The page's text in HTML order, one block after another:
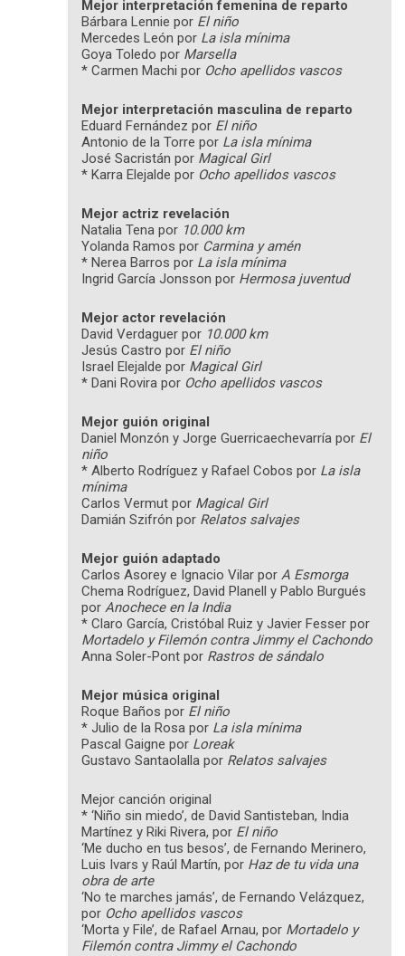
Mejor interpretación femenina de reparto
Bárbara Lennie por El niño
Mercedes León por La isla mínima
Goya Toledo por Marsella
* Carmen Machi por Ocho apellidos vascos
Mejor interpretación masculina de reparto
Eduard Fernández por El niño
Antonio de la Torre por La isla mínima
José Sacristán por Magical Girl
* Karra Elejalde por Ocho apellidos vascos
Mejor actriz revelación
Natalia Tena por 10.000 km
Yolanda Ramos por Carmina y amén
* Nerea Barros por La isla mínima
Ingrid García Jonsson por Hermosa juventud
Mejor actor revelación
David Verdaguer por 10.000 km
Jesús Castro por El niño
Israel Elejalde por Magical Girl
* Dani Rovira por Ocho apellidos vascos
Mejor guión original
Daniel Monzón y Jorge Guerricaechevarría por El
niño
* Alberto Rodríguez y Rafael Cobos por La isla
mínima
Carlos Vermut por Magical Girl
Damián Szifrón por Relatos salvajes
Mejor guión adaptado
Carlos Asorey e Ignacio Vilar por A Esmorga
Chema Rodríguez, David Planell y Pablo Burgués
por Anochece en la India
* Claro García, Cristóbal Ruiz y Javier Fesser por
Mortadelo y Filemón contra Jimmy el Cachondo
Anna Soler-Pont por Rastros de sándalo
Mejor música original
Roque Baños por El niño
* Julio de la Rosa por La isla mínima
Pascal Gaigne por Loreak
Gustavo Santaolalla por Relatos salvajes
Mejor canción original
* ‘Niño sin miedo’, de David Santisteban, India
Martínez y Riki Rivera, por El niño
‘Me ducho en tus besos’, de Fernando Merinero,
Luis Ivars y Raúl Martín, por Haz de tu vida una
obra de arte
‘No te marches jamás’, de Fernando Velázquez,
por Ocho apellidos vascos
‘Morta y File’, de Rafael Arnau, por Mortadelo y
Filemón contra Jimmy el Cachondo